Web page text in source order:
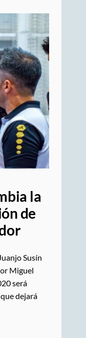
la
de
Susín
Miguel
será
dejará